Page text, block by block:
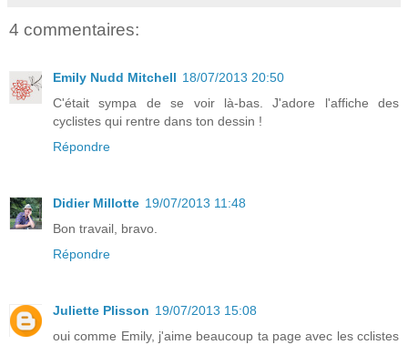
4 commentaires:
Emily Nudd Mitchell 18/07/2013 20:50
C'était sympa de se voir là-bas. J'adore l'affiche des
cyclistes qui rentre dans ton dessin !
Répondre
Didier Millotte 19/07/2013 11:48
Bon travail, bravo.
Répondre
Juliette Plisson 19/07/2013 15:08
oui comme Emily, j'aime beaucoup ta page avec les cclistes